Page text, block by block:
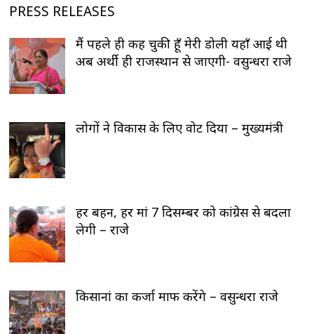
PRESS RELEASES
मैं पहले ही कह चुकी हूँ मेरी डोली यहाँ आई थी
अब अर्थी ही राजस्थान से जाएगी- वसुन्धरा राजे
लोगों ने विकास के लिए वोट दिया – मुख्यमंत्री
हर बहन, हर मां 7 दिसम्बर को कांग्रेस से बदला
लेगी – राजे
किसानां का कर्जा माफ करेंगे – वसुन्धरा राजे